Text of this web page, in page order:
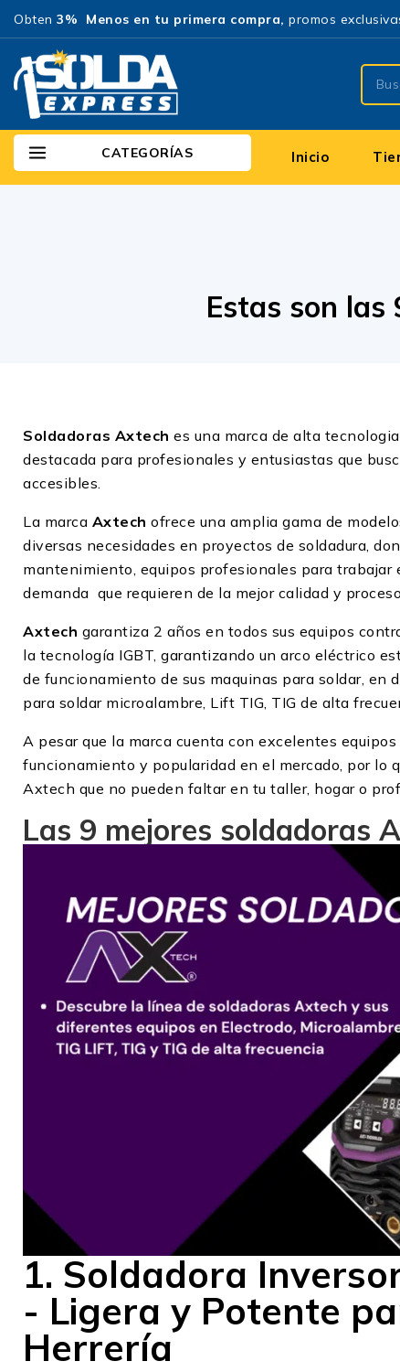
Obten 3% Menos en tu primera compra, promos
CATEGORÍAS Inicio
Estas son las
Soldadoras Axtech es una marca de alta
destacada para profesionales y entusiastas que
accesibles.
La marca Axtech ofrece una amplia gama de
diversas necesidades en proyectos de soldadura,
mantenimiento, equipos profesionales para
demanda que requieren de la mejor calidad y
Axtech garantiza 2 años en todos sus equipos
la tecnología IGBT, garantizando un arco eléctrico
de funcionamiento de sus maquinas para soldar, en
para soldar microalambre, Lift TIG, TIG de alta
A pesar que la marca cuenta con excelentes
funcionamiento y popularidad en el mercado, por lo
Axtech que no pueden faltar en tu taller, hogar o
Las 9 mejores soldadoras
1. Soldadora
- Ligera y Potente
Herrería